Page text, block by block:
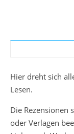
Hier dreht sich
Lesen.
Die Rezensionen
oder Verlagen